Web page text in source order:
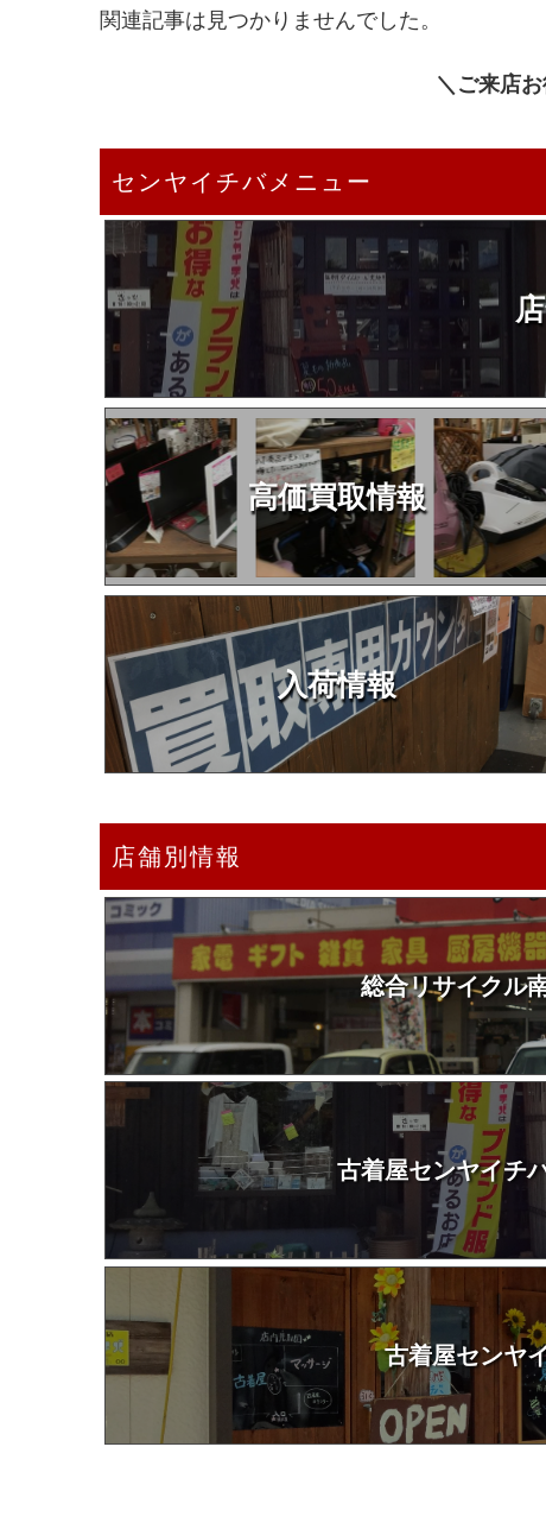
関連記事は見つかりませんでした。
＼ご来店
センヤイチバメニュー
高価買取情報
入荷情報
店舗別情報
総合リサイクル
古着屋センヤイチ
古着屋センヤ